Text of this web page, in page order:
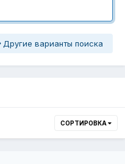
Другие варианты поиска
СОРТИРОВКА